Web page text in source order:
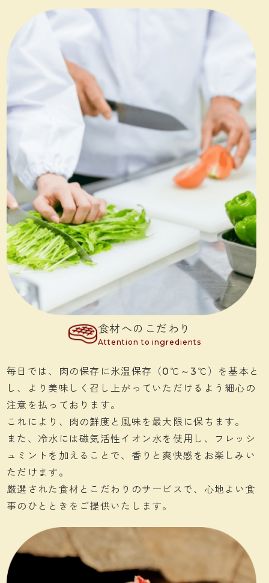
食材へのこだわり
Attention to ingredients
毎日では、肉の保存に氷温保存（0℃～3℃）を基本と
し、より美味しく召し上がっていただけるよう細心の
注意を払っております。
これにより、肉の鮮度と風味を最大限に保ちます。
また、冷水には磁気活性イオン水を使用し、フレッシ
ュミントを加えることで、香りと爽快感をお楽しみい
ただけます。
厳選された食材とこだわりのサービスで、心地よい食
事のひとときをご提供いたします。